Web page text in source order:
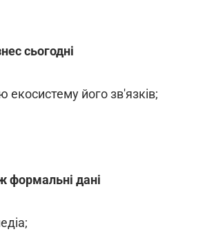
сьогодні
екосистему його зв'язків;
формальні дані